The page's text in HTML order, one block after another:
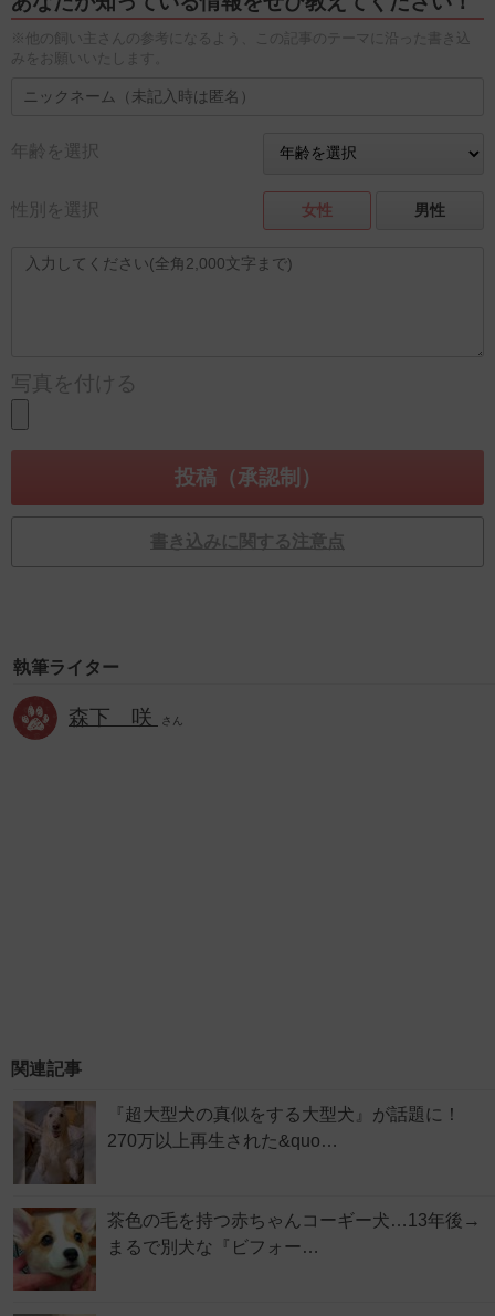
※他の飼い主さんの参考になるよう、この記事のテーマに沿った書き込
みをお願いいたします。
年齢を選択
性別を選択 女性 男性
写真を付ける
書き込みに関する注意点
執筆ライター
森下 咲 さん
関連記事
『超大型犬の真似をする大型犬』が話題に！
270万以上再生された&quo…
茶色の毛を持つ赤ちゃんコーギー犬…13年後→
まるで別犬な『ビフォー…